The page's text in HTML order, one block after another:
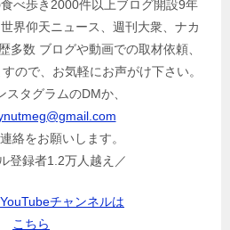
べ歩き2000件以上ブログ開設9年
界仰天ニュース、週刊大衆、ナカ
多数 ブログや動画での取材依頼、
ので、お気軽にお声がけ下さい。
スタグラムのDMか、
絡をお願いします。
登録者1.2万人越え／
チャンネルは
こちら